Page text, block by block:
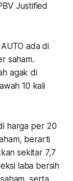
Justified
ada di
saham.
agak di
10 kali
harga per 20
berarti
sekitar 7,7
laba bersih
serta